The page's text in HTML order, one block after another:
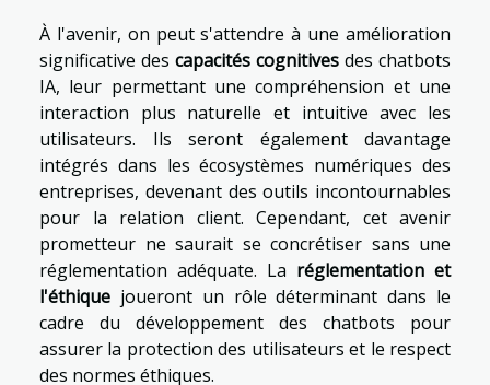
À l'avenir, on peut s'attendre à une amélioration
significative des capacités cognitives des chatbots
IA, leur permettant une compréhension et une
interaction plus naturelle et intuitive avec les
utilisateurs. Ils seront également davantage
intégrés dans les écosystèmes numériques des
entreprises, devenant des outils incontournables
pour la relation client. Cependant, cet avenir
prometteur ne saurait se concrétiser sans une
réglementation adéquate. La réglementation et
l'éthique joueront un rôle déterminant dans le
cadre du développement des chatbots pour
assurer la protection des utilisateurs et le respect
des normes éthiques.